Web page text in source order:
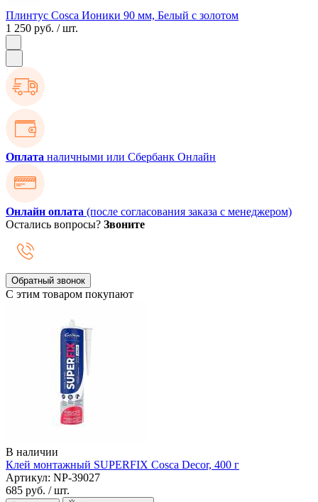
Плинтус Cosca Ионики 90 мм, Белый с золотом
1 250 руб. / шт.
Оплата наличными или Сбербанк Онлайн
Онлайн оплата (после согласования заказа с менеджером)
Остались вопросы? Звоните
Обратный звонок
С этим товаром покупают
В наличии
Клей монтажный SUPERFIX Cosca Decor, 400 г
Артикул: NP-39027
685 руб. / шт.